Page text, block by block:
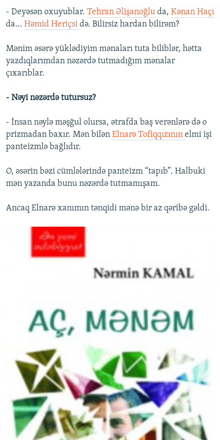
- Deyəsən oxuyublar. Tehran Əlişanoğlu da, Kənan Haçı
da… Həmid Heriçsi də. Bilirsiz hardan bilirəm?
Mənim əsərə yüklədiyim mənaları tuta biliblər, hətta
yazdıqlarımdan nəzərdə tutmadığım mənalar
çıxarıblar.
- Nəyi nəzərdə tutursuz?
- İnsan nəylə məşğul olursa, ətrafda baş verənlərə də o
prizmadan baxır. Mən bilən Elnarə Tofiqqızının elmi işi
panteizmlə bağlıdır.
O, əsərin bəzi cümlələrində panteizm “tapıb”. Halbuki
mən yazanda bunu nəzərdə tutmamışam.
Ancaq Elnarə xanımın tənqidi mənə bir az qəribə gəldi.